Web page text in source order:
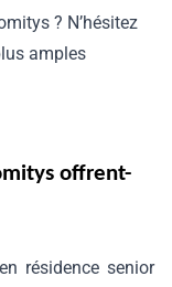
? N’hésitez
amples
offrent-
résidence senior